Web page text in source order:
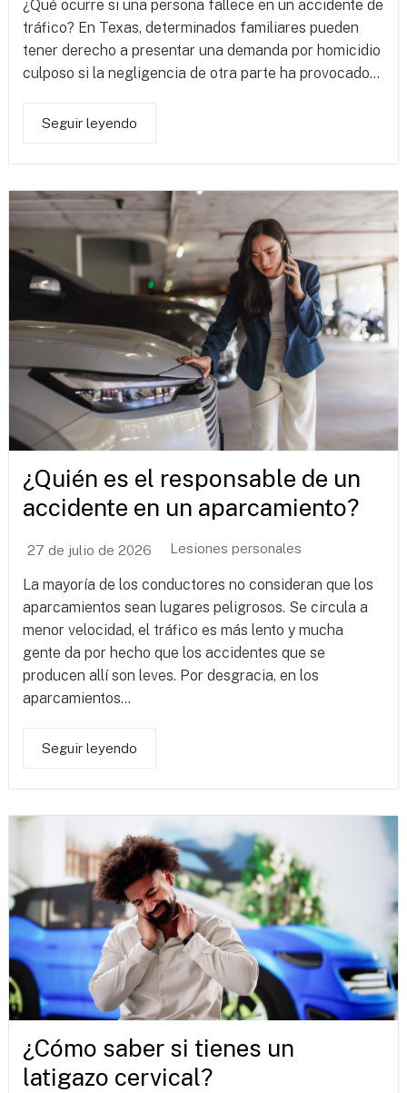
¿Qué ocurre si una persona fallece en un accidente de
tráfico? En Texas, determinados familiares pueden
tener derecho a presentar una demanda por homicidio
culposo si la negligencia de otra parte ha provocado...
Seguir leyendo
¿Quién es el responsable de un
accidente en un aparcamiento?
27 de julio de 2026 Lesiones personales
La mayoría de los conductores no consideran que los
aparcamientos sean lugares peligrosos. Se circula a
menor velocidad, el tráfico es más lento y mucha
gente da por hecho que los accidentes que se
producen allí son leves. Por desgracia, en los
aparcamientos...
Seguir leyendo
¿Cómo saber si tienes un
latigazo cervical?